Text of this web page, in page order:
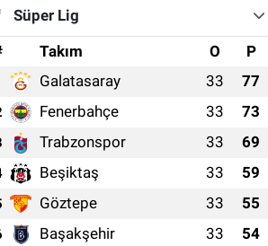
Süper Lig
Takım O P
Galatasaray 33 77
Fenerbahçe 33 73
Trabzonspor 33 69
Beşiktaş 33 59
Göztepe 33 55
Başakşehir 33 54